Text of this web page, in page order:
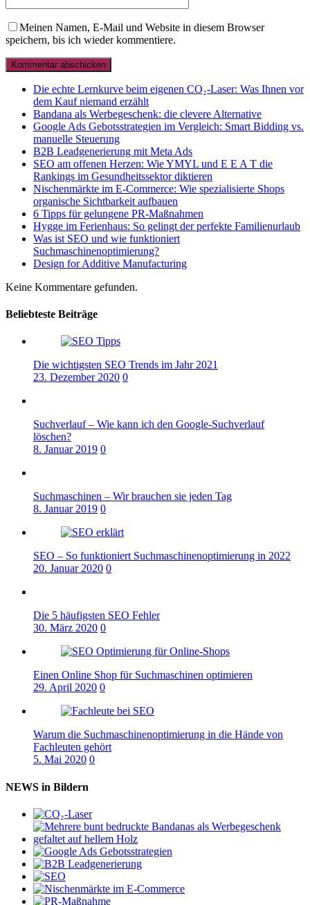
Meinen Namen, E-Mail und Website in diesem Browser
speichern, bis ich wieder kommentiere.
Die echte Lernkurve beim eigenen CO₂-Laser: Was Ihnen vor
dem Kauf niemand erzählt
Bandana als Werbegeschenk: die clevere Alternative
Google Ads Gebotsstrategien im Vergleich: Smart Bidding vs.
manuelle Steuerung
B2B Leadgenerierung mit Meta Ads
SEO am offenen Herzen: Wie YMYL und E E A T die
Rankings im Gesundheitssektor diktieren
Nischenmärkte im E-Commerce: Wie spezialisierte Shops
organische Sichtbarkeit aufbauen
6 Tipps für gelungene PR-Maßnahmen
Hygge im Ferienhaus: So gelingt der perfekte Familienurlaub
Was ist SEO und wie funktioniert
Suchmaschinenoptimierung?
Design for Additive Manufacturing
Keine Kommentare gefunden.
Beliebteste Beiträge
Die wichtigsten SEO Trends im Jahr 2021
23. Dezember 2020 0
Suchverlauf – Wie kann ich den Google-Suchverlauf
löschen?
8. Januar 2019 0
Suchmaschinen – Wir brauchen sie jeden Tag
8. Januar 2019 0
SEO – So funktioniert Suchmaschinenoptimierung in 2022
20. Januar 2020 0
Die 5 häufigsten SEO Fehler
30. März 2020 0
Einen Online Shop für Suchmaschinen optimieren
29. April 2020 0
Warum die Suchmaschinenoptimierung in die Hände von
Fachleuten gehört
5. Mai 2020 0
NEWS in Bildern